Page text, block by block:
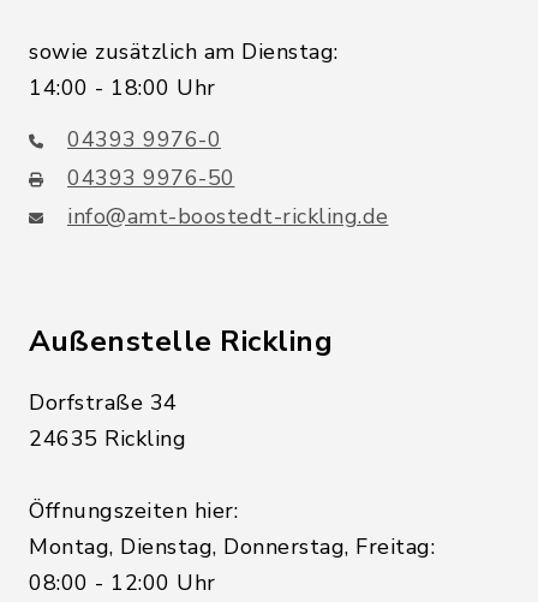
sowie zusätzlich am Dienstag:
14:00 - 18:00 Uhr
04393 9976-0
04393 9976-50
info@amt-boostedt-rickling.de
Außenstelle Rickling
Dorfstraße 34
24635 Rickling
Öffnungszeiten hier:
Montag, Dienstag, Donnerstag, Freitag:
08:00 - 12:00 Uhr